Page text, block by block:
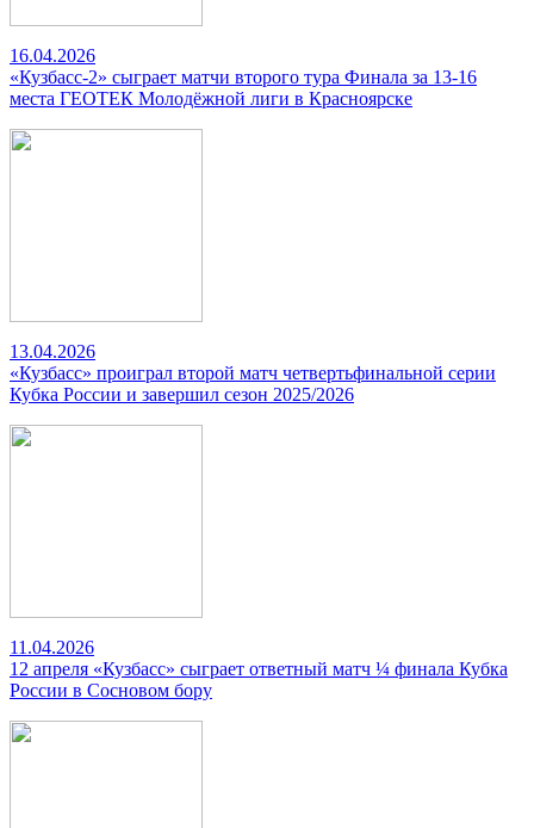
16.04.2026
«Кузбасс-2» сыграет матчи второго тура Финала за 13-16
места ГЕОТЕК Молодёжной лиги в Красноярске
13.04.2026
«Кузбасс» проиграл второй матч четвертьфинальной серии
Кубка России и завершил сезон 2025/2026
11.04.2026
12 апреля «Кузбасс» сыграет ответный матч ¼ финала Кубка
России в Сосновом бору